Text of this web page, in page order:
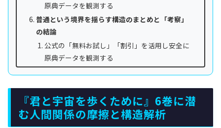
原典データを観測する
普通という境界を揺らす構造のまとめと「考察」
の結論
公式の「無料お試し」「割引」を活用し安全に
原典データを観測する
『君と宇宙を歩くために』6巻に潜
む人間関係の摩擦と構造解析